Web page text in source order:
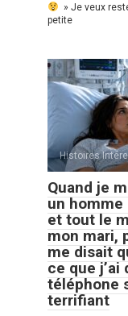
» Je veux
petite
Histoires
Quand je
un
et tout le
mon mari,
me disait
ce que j’ai
téléphone
terrifiant